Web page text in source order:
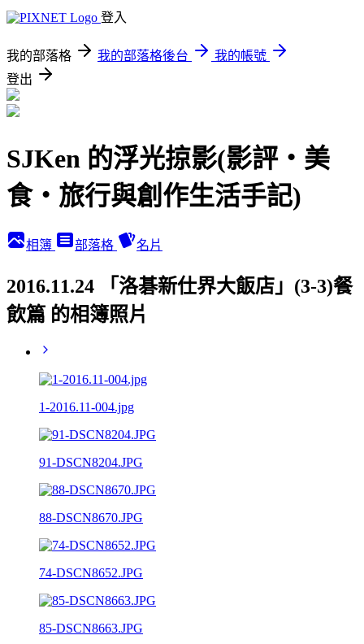
登入
我的部落格 我的部落格後台
我的帳號
登出
SJKen 的浮光掠影(影評‧美
食‧旅行與創作生活手記)
相簿 部落格 名片
2016.11.24 「洛碁新仕界大飯店」(3-3)餐
飲篇 的相簿照片
1-2016.11-004.jpg
91-DSCN8204.JPG
88-DSCN8670.JPG
74-DSCN8652.JPG
85-DSCN8663.JPG